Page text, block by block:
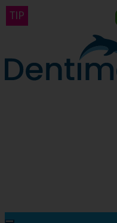
Menu eshopu
TIP